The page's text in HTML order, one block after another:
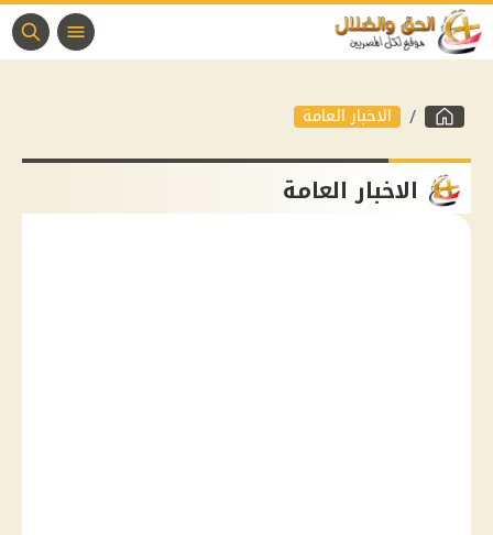
الاخبار العامة
الاخبار العامة